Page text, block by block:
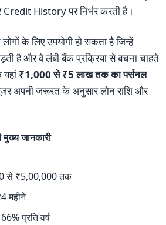
History पर निर्भर करती है।
के लिए उपयोगी हो सकता है जिन्हें
है और वे लंबी बैंक प्रक्रिया से बचना चाहते
₹1,000 से ₹5 लाख तक का पर्सनल
अपनी जरूरत के अनुसार लोन राशि और
जानकारी
से ₹5,00,000 तक
महीने
प्रति वर्ष